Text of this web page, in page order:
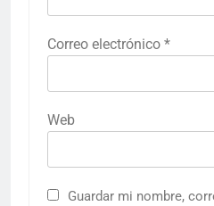
Correo electrónico *
Web
Guardar mi nombre,